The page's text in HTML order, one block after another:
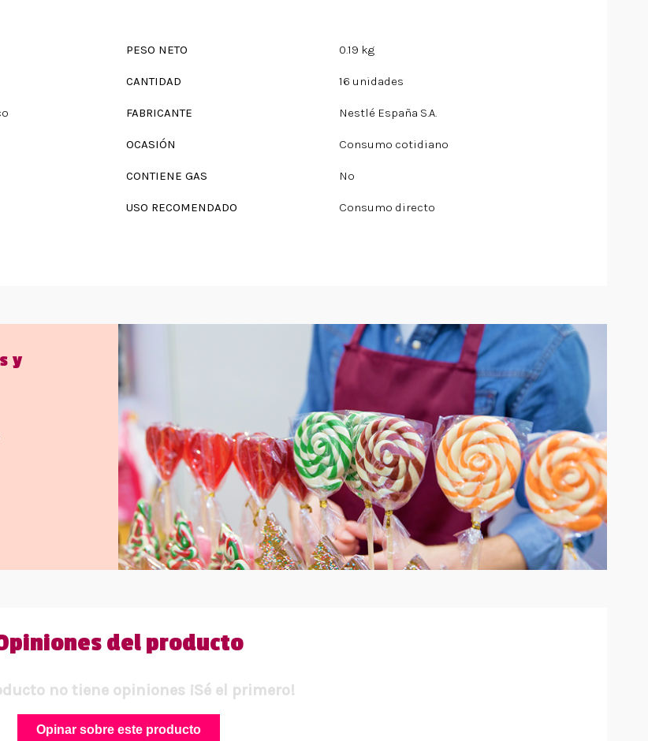
PESO NETO 0.19 kg
CANTIDAD 16 unidades
FABRICANTE Nestlé España S.A.
OCASIÓN Consumo cotidiano
CONTIENE GAS No
USO RECOMENDADO Consumo directo
y
del producto
no tiene opiniones ¡Sé el primero!
Opinar sobre este producto